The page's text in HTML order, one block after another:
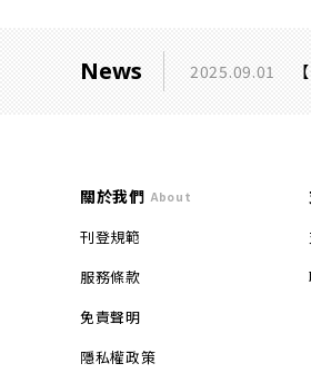
News 2025.09.01
關於我們 About
刊登規範
服務條款
免責聲明
隱私權政策